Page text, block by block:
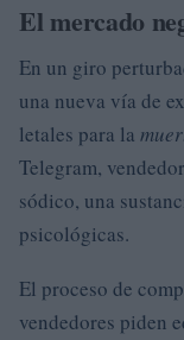
El mercado
En un giro
una nueva vía de
letales para la
Telegram,
sódico, una
psicológicas.
El proceso de
vendedores piden